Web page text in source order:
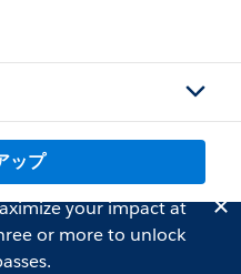
ップ
your impact at
or more to unlock